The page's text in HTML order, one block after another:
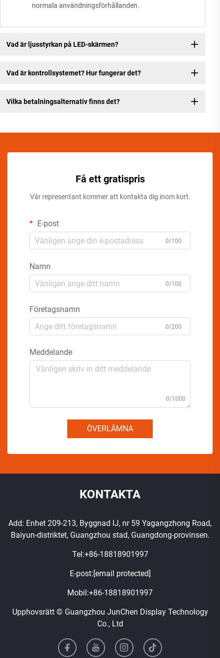
normala användningsförhållanden.
Vad är ljusstyrkan på LED-skärmen?
Vad är kontrollsystemet? Hur fungerar det?
Vilka betalningsalternativ finns det?
Få ett gratispris
Vår representant kommer att kontakta dig inom kort.
E-post
0/100
Namn
0/100
Företagsnamn
0/200
Meddelande
0/1000
ÖVERLÄMNA
KONTAKTA
Add: Enhet 209-213, Byggnad IJ, nr 59 Yagangzhong Road,
Baiyun-distriktet, Guangzhou stad, Guangdong-provinsen.
Tel:+86-18818901997
E-post: [email protected]
Mobil:+86-18818901997
Upphovsrätt © Guangzhou JunChen Display Technology
Co., Ltd